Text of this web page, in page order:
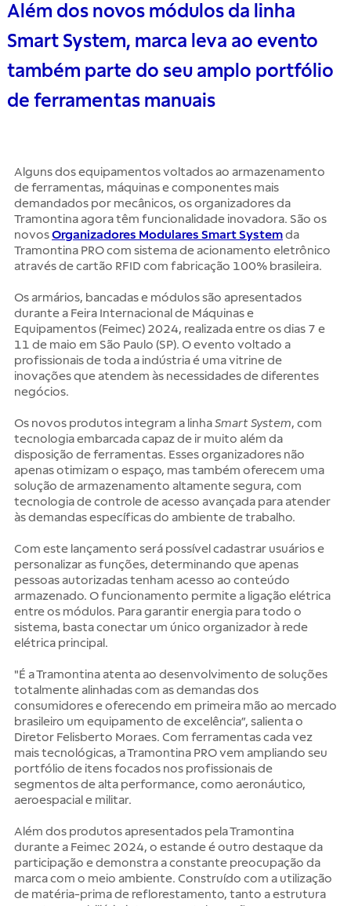
Além dos novos módulos da linha
Smart System, marca leva ao evento
também parte do seu amplo portfólio
de ferramentas manuais
Alguns dos equipamentos voltados ao armazenamento
de ferramentas, máquinas e componentes mais
demandados por mecânicos, os organizadores da
Tramontina agora têm funcionalidade inovadora. São os
novosOrganizadores Modulares Smart Systemda
Tramontina PRO com sistema de acionamento eletrônico
através de cartão RFID com fabricação 100% brasileira.
Os armários, bancadas e módulos são apresentados
durante a Feira Internacional de Máquinas e
Equipamentos (Feimec) 2024, realizada entre os dias 7 e
11 de maio em São Paulo (SP). O evento voltado a
profissionais de toda a indústria é uma vitrine de
inovações que atendem às necessidades de diferentes
negócios.
Os novos produtos integram a linhaSmart System, com
tecnologia embarcada capaz de ir muito além da
disposição de ferramentas. Esses organizadores não
apenas otimizam o espaço, mas também oferecem uma
solução de armazenamento altamente segura, com
tecnologia de controle de acesso avançada para atender
às demandas específicas do ambiente de trabalho.
Com este lançamento será possível cadastrar usuários e
personalizar as funções, determinando que apenas
pessoas autorizadas tenham acesso ao conteúdo
armazenado. O funcionamento permite a ligação elétrica
entre os módulos. Para garantir energia para todo o
sistema, basta conectar um único organizador à rede
elétrica principal.
"É a Tramontina atenta ao desenvolvimento de soluções
totalmente alinhadas com as demandas dos
consumidores e oferecendo em primeira mão ao mercado
brasileiro um equipamento de excelência”, salienta o
Diretor Felisberto Moraes. Com ferramentas cada vez
mais tecnológicas, a Tramontina PRO vem ampliando seu
portfólio de itens focados nos profissionais de
segmentos de alta performance, como aeronáutico,
aeroespacial e militar.
Além dos produtos apresentados pela Tramontina
durante a Feimec 2024, o estande é outro destaque da
participação e demonstra a constante preocupação da
marca com o meio ambiente. Construído com a utilização
de matéria-prima de reflorestamento, tanto a estrutura